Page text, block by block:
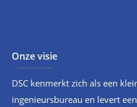
Onze visie
DSC kenmerkt zich als een
ingenieursbureau en levert